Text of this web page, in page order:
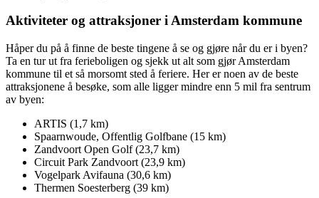
Aktiviteter og attraksjoner i Amsterdam kommune
Håper du på å finne de beste tingene å se og gjøre når du er i byen?
Ta en tur ut fra ferieboligen og sjekk ut alt som gjør Amsterdam
kommune til et så morsomt sted å feriere. Her er noen av de beste
attraksjonene å besøke, som alle ligger mindre enn 5 mil fra sentrum
av byen:
ARTIS (1,7 km)
Spaarnwoude, Offentlig Golfbane (15 km)
Zandvoort Open Golf (23,7 km)
Circuit Park Zandvoort (23,9 km)
Vogelpark Avifauna (30,6 km)
Thermen Soesterberg (39 km)